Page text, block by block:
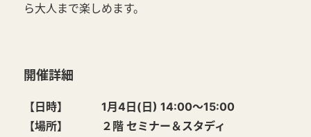
ら大人まで楽しめます。
開催詳細
【日時】 1月4日(日) 14:00～15:00
【場所】 ２階 セミナー＆スタディ